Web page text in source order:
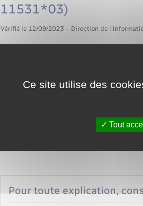
11531*03)
Vérifié le 12/09/2023 – Direction de
matérielles.
Par exemple : un nom ou un prénom
Pour toute explication,
Ce site utilise des
Tout